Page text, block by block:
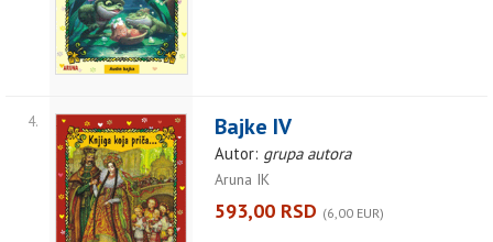
4. Bajke IV
Autor: grupa autora
Aruna IK
593,00 RSD (6,00 EUR)